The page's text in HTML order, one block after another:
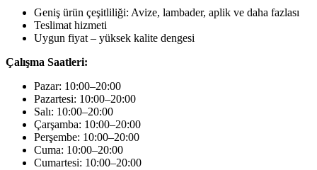
Geniş ürün çeşitliliği: Avize, lambader, aplik ve daha fazlası
Teslimat hizmeti
Uygun fiyat – yüksek kalite dengesi
Çalışma Saatleri:
Pazar: 10:00–20:00
Pazartesi: 10:00–20:00
Salı: 10:00–20:00
Çarşamba: 10:00–20:00
Perşembe: 10:00–20:00
Cuma: 10:00–20:00
Cumartesi: 10:00–20:00